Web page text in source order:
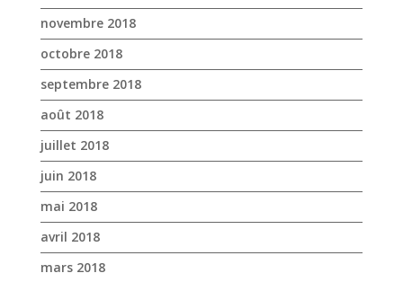
novembre 2018
octobre 2018
septembre 2018
août 2018
juillet 2018
juin 2018
mai 2018
avril 2018
mars 2018